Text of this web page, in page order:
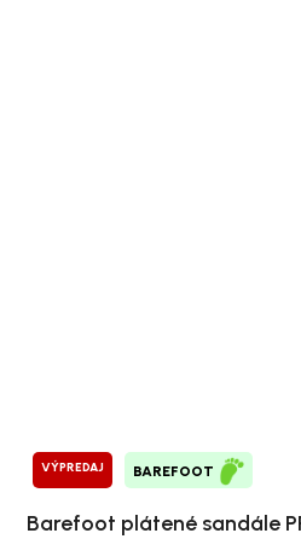
VÝPREDAJ BAREFOOT
Barefoot plátené sandále